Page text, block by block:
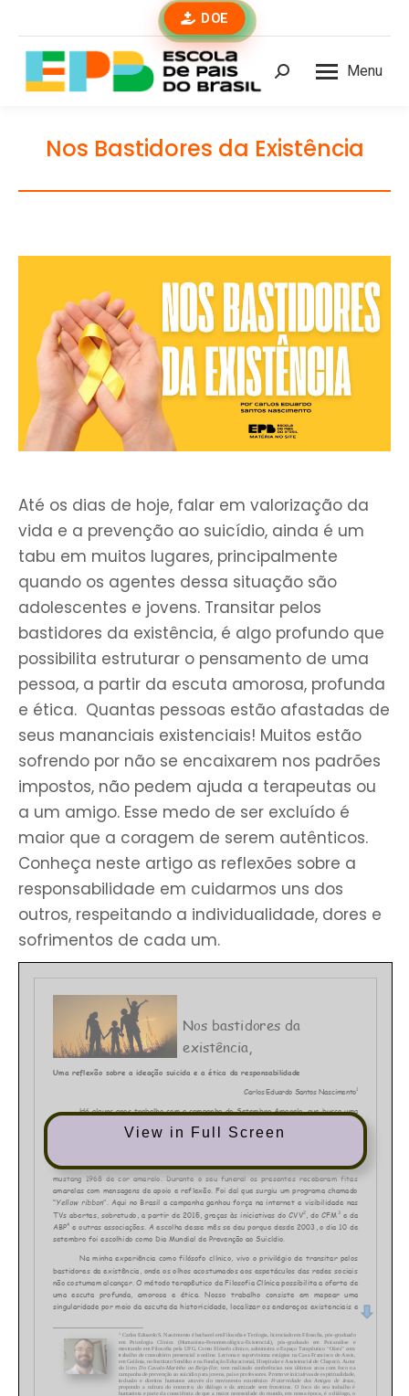
DOE
Menu
Buscar
Nos Bastidores da Existência
Até os dias de hoje, falar em valorização da
vida e a prevenção ao suicídio, ainda é um
tabu em muitos lugares, principalmente
quando os agentes dessa situação são
adolescentes e jovens. Transitar pelos
bastidores da existência, é algo profundo que
possibilita estruturar o pensamento de uma
pessoa, a partir da escuta amorosa, profunda
e ética. Quantas pessoas estão afastadas de
seus mananciais existenciais! Muitos estão
sofrendo por não se encaixarem nos padrões
impostos, não pedem ajuda a terapeutas ou
a um amigo. Esse medo de ser excluído é
maior que a coragem de serem autênticos.
Conheça neste artigo as reflexões sobre a
responsabilidade em cuidarmos uns dos
outros, respeitando a individualidade, dores e
sofrimentos de cada um.
View in Full Screen